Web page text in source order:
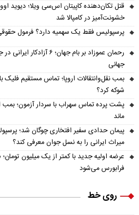
قتل تکان‌دهنده کاپیتان اس‌سی ویلا؛ دیوید
خشونت‌آمیز در کامپالا شد
پرسپولیس فقط یک سهمیه دارد؟ فرمول
رحمان عموزاد بر بام جهان؛ ۶
جهانی
بمب نقل‌وانتقالات اروپا؛ تماس مستقیم فلیک
شوکه کرد؟
پشت پرده تماس سهراب با سردار آزمون؛
ماند
پیمان حدادی سفیر افتخاری چوگان شد؛
میراث ایرانی را به نسل جوان معرفی کند؟
عرضه اولیه جدید با کمتر از یک میلیون تومان؛
فرابورس می‌شود
روی خط